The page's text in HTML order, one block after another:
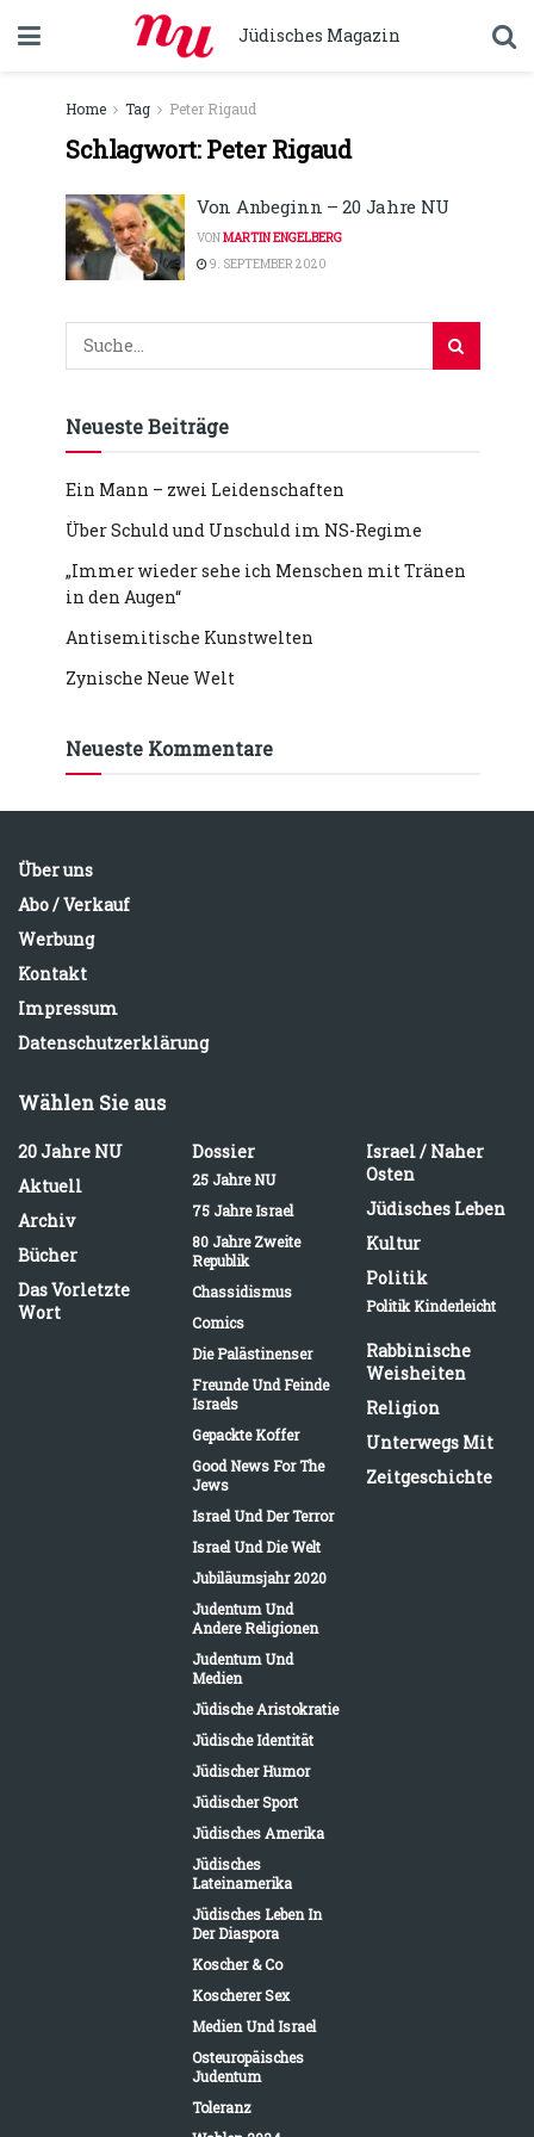
Jüdisches Magazin
Home Tag Peter Rigaud
Schlagwort:Peter Rigaud
Von Anbeginn – 20 Jahre NU
VONMARTIN ENGELBERG
9. SEPTEMBER 2020
Neueste Beiträge
Ein Mann – zwei Leidenschaften
Über Schuld und Unschuld im NS-Regime
„Immer wieder sehe ich Menschen mit Tränen
in den Augen“
Antisemitische Kunstwelten
Zynische Neue Welt
Neueste Kommentare
Über uns
Abo / Verkauf
Werbung
Kontakt
Impressum
Datenschutzerklärung
Wählen Sie aus
20 Jahre NU
Aktuell
Archiv
Bücher
Das Vorletzte
Wort
Dossier
25 Jahre NU
75 Jahre Israel
80 Jahre Zweite
Republik
Chassidismus
Comics
Die Palästinenser
Freunde Und Feinde
Israels
Gepackte Koffer
Good News For The
Jews
Israel Und Der Terror
Israel Und Die Welt
Jubiläumsjahr 2020
Judentum Und
Andere Religionen
Judentum Und
Medien
Jüdische Aristokratie
Jüdische Identität
Jüdischer Humor
Jüdischer Sport
Jüdisches Amerika
Jüdisches
Lateinamerika
Jüdisches Leben In
Der Diaspora
Koscher & Co
Koscherer Sex
Medien Und Israel
Osteuropäisches
Judentum
Toleranz
Israel / Naher
Osten
Jüdisches Leben
Kultur
Politik
Politik Kinderleicht
Rabbinische
Weisheiten
Religion
Unterwegs Mit
Zeitgeschichte